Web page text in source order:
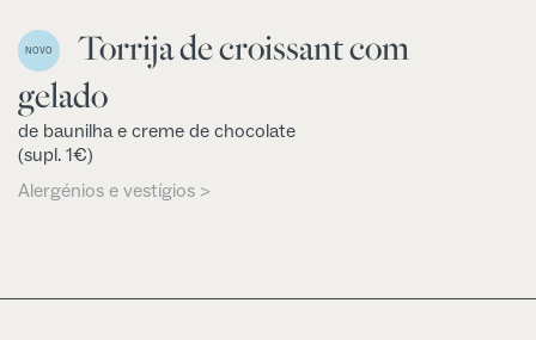
NOVO
Torrija de croissant com
gelado
de baunilha e creme de chocolate
(supl. 1€)
Alergénios e vestígios >